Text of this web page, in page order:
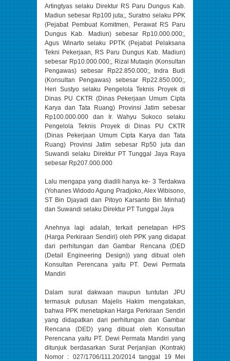
Artingtyas selaku Direktur RS Paru Dungus Kab.
Madiun sebesar Rp100 juta;, Suratno selaku PPK
(Pejabat Pembuat Komitmen, Perawat RS Paru
Dungus Kab. Madiun) sebesar Rp10.000.000;,
Agus Winarto selaku PPTK (Pejabat Pelaksana
Tekni Pekerjaan, RS Paru Dungus Kab. Madiun)
sebesar Rp10.000.000;, Rizal Mutaqin (Konsultan
Pengawas) sebesar Rp22.850.000;, Indra Budi
(Konsultan Pengawas) sebesar Rp22.850.000;,
Heri Sustyo selaku Pengelola Teknis Proyek di
Dinas PU CKTR (Dinas Pekerjaan Umum Cipta
Karya dan Tata Ruang) Provinsi Jatim sebesar
Rp100.000.000 dan Ir. Wahyu Sukoco selaku
Pengelola Teknis Proyek di Dinas PU CKTR
(Dinas Pekerjaan Umum Cipta Karya dan Tata
Ruang) Provinsi Jatim sebesar Rp50 juta dan
Suwandi selaku Direktur PT Tunggal Jaya Raya
sebesar Rp207.000.000
Lalu mengapa yang diadili hanya ke- 3 Terdakwa
(Yohanes Widodo Agung Pradjoko, Alex Wibisono,
ST Bin Djayadi dan Pitoyo Karsanto Bin Minhat)
dan Suwandi selaku Direktur PT Tunggal Jaya
Anehnya lagi adalah, terkait penetapan HPS
(Harga Perkiraan Sendiri) oleh PPK yang didapat
dari perhitungan dan Gambar Rencana (DED
(Detail Engineering Design)) yang dibuat oleh
Konsultan Perencana yaitu PT. Dewi Permata
Mandiri
Dalam surat dakwaan maupun tuntutan JPU
termasuk putusan Majelis Hakim mengatakan,
bahwa PPK menetapkan Harga Perkiraan Sendiri
yang didapatkan dari perhitungan dan Gambar
Rencana (DED) yang dibuat oleh Konsultan
Perencana yaitu PT. Dewi Permata Mandiri yang
ditunjuk berdasarkan Surat Perjanjian (Kontrak)
Nomor : 027/1706/111.20/2014 tanggal 19 Mei